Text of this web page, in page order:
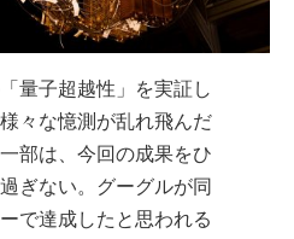
量子超越性」を実証し
々な憶測が乱れ飛んだ
部は、今回の成果をひ
ぎない。グーグルが同
で達成したと思われる